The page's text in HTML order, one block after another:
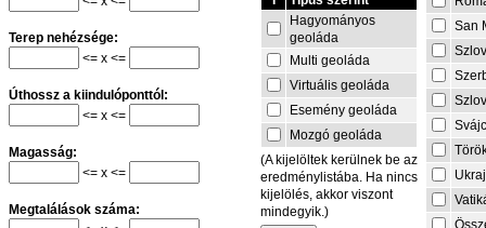
Terep nehézsége:
<= x <=
Úthossz a kiindulóponttól:
<= x <=
Magasság:
<= x <=
Megtalálások száma:
Hagyományos
geoláda
Multi geoláda
Virtuális geoláda
Esemény geoláda
Mozgó geoláda
(A kijelöltek kerülnek be az
eredménylistába. Ha nincs
kijelölés, akkor viszont
mindegyik.)
San